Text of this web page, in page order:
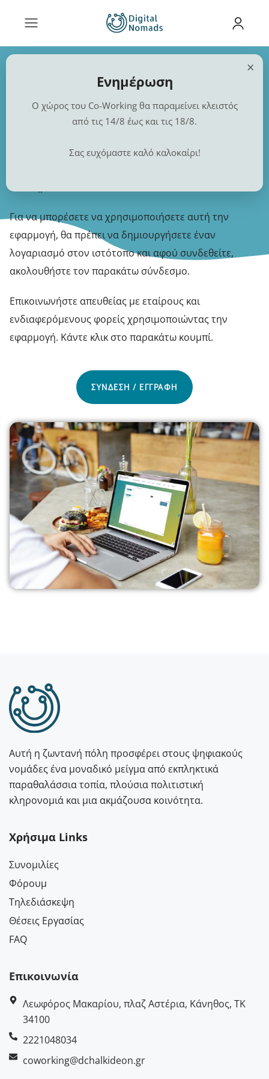
Εφαρμογή Συνομιλιών
Αρχική ❯ Chat
Καλώς ήρθατε στο περιβάλλον άμεσης συνομιλίας
Για να μπορέσετε να χρησιμοποιήσετε αυτή την
εφαρμογή, θα πρέπει να δημιουργήσετε έναν
λογαριασμό στον ιστότοπο και αφού συνδεθείτε,
ακολουθήστε τον παρακάτω σύνδεσμο.
Επικοινωνήστε απευθείας με εταίρους και
ενδιαφερόμενους φορείς χρησιμοποιώντας την
εφαρμογή. Κάντε κλικ στο παρακάτω κουμπί.
ΣΥΝΔΕΣΗ / ΕΓΓΡΑΦΗ
Αυτή η ζωντανή πόλη προσφέρει στους ψηφιακούς
νομάδες ένα μοναδικό μείγμα από εκπληκτικά
παραθαλάσσια τοπία, πλούσια πολιτιστική
κληρονομιά και μια ακμάζουσα κοινότητα.
Χρήσιμα Links
Συνομιλίες
Φόρουμ
Τηλεδιάσκεψη
Θέσεις Εργασίας
FAQ
Επικοινωνία
Λεωφόρος Μακαρίου, πλαζ Αστέρια, Κάνηθος, ΤΚ
34100
2221048034
coworking@dchalkideon.gr
×
Ενημέρωση
Ο χώρος του Co-Working θα παραμείνει κλειστός
από τις 14/8 έως και τις 18/8.
Σας ευχόμαστε καλό καλοκαίρι!